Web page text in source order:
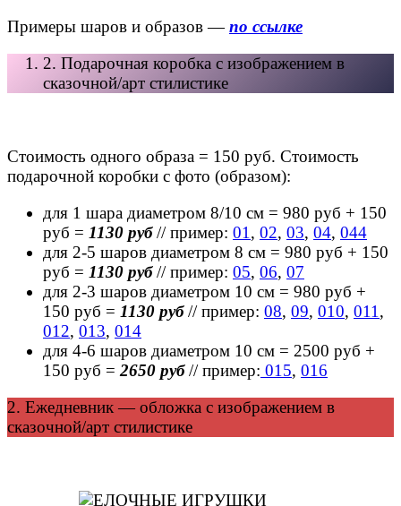
Примеры шаров и образов —по ссылке
2. Подарочная коробка с изображением в
сказочной/арт стилистике
Стоимость одного образа = 150 руб. Стоимость
подарочной коробки с фото (образом):
для 1 шара диаметром 8/10 см = 980 руб + 150
руб = 1130 руб// пример: 01 , 02, 03, 04, 044
для 2-5 шаров диаметром 8 см = 980 руб + 150
руб = 1130 руб// пример: 05, 06, 07
для 2-3 шаров диаметром 10 см = 980 руб +
150 руб = 1130 руб// пример: 08, 09, 010, 011 ,
012, 013, 014
для 4-6 шаров диаметром 10 см = 2500 руб +
150 руб = 2650 руб// пример: 015, 016
2. Ежедневник — обложка с изображением в
сказочной/арт стилистике